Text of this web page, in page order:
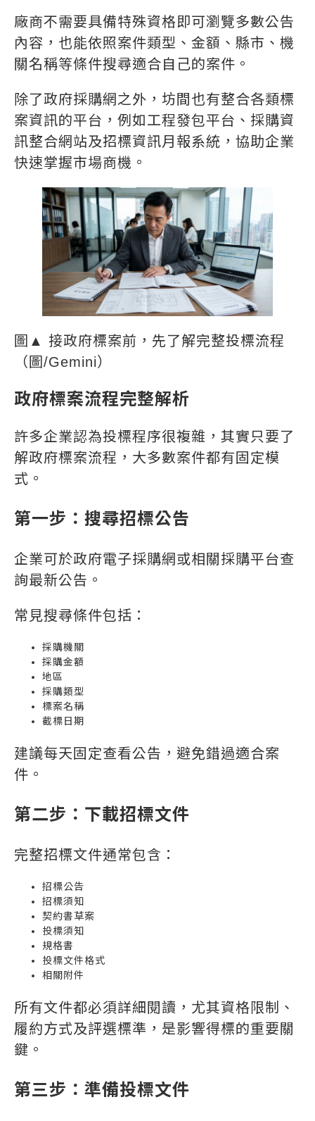
廠商不需要具備特殊資格即可瀏覽多數公告
內容，也能依照案件類型、金額、縣市、機
關名稱等條件搜尋適合自己的案件。
除了政府採購網之外，坊間也有整合各類標
案資訊的平台，例如工程發包平台、採購資
訊整合網站及招標資訊月報系統，協助企業
快速掌握市場商機。
圖▲ 接政府標案前，先了解完整投標流程
（圖/Gemini）
政府標案流程完整解析
許多企業認為投標程序很複雜，其實只要了
解政府標案流程，大多數案件都有固定模
式。
第一步：搜尋招標公告
企業可於政府電子採購網或相關採購平台查
詢最新公告。
常見搜尋條件包括：
採購機關
採購金額
地區
採購類型
標案名稱
截標日期
建議每天固定查看公告，避免錯過適合案
件。
第二步：下載招標文件
完整招標文件通常包含：
招標公告
招標須知
契約書草案
投標須知
規格書
投標文件格式
相關附件
所有文件都必須詳細閱讀，尤其資格限制、
履約方式及評選標準，是影響得標的重要關
鍵。
第三步：準備投標文件